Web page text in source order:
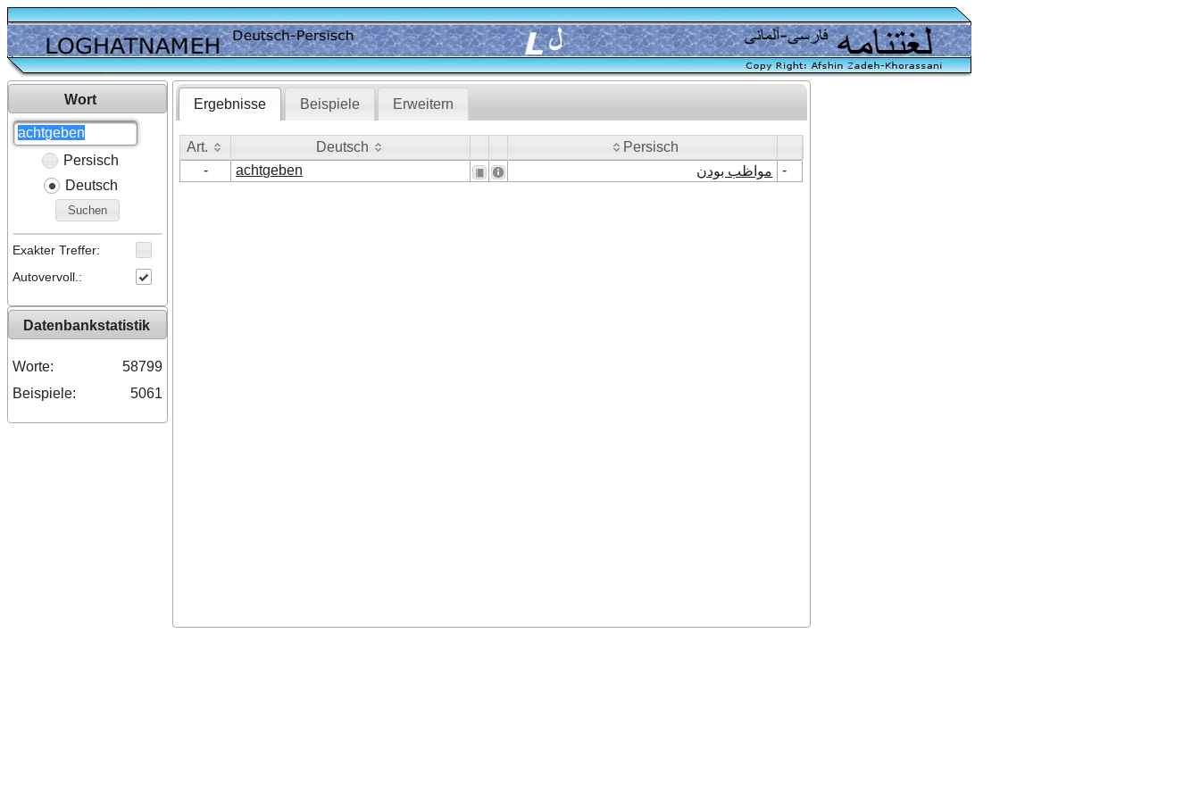
Wort
Persisch
Deutsch
Suchen
Exakter Treffer:
Autovervoll.:
Datenbankstatistik
Worte:
58799
Beispiele:
5061
Ergebnisse Beispiele Erweitern
Art. Deutsch
Persisch
Art.
- achtgeben مواظب بودن -